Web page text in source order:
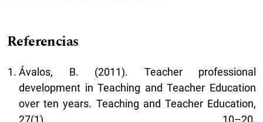
Referencias
Ávalos, B. (2011). Teacher professional
development in Teaching and Teacher Education
over ten years. Teaching and Teacher Education,
27(1), 10–20.